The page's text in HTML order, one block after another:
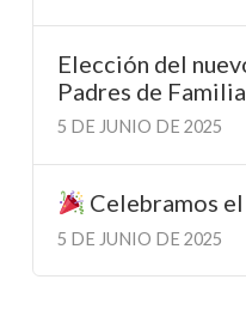
Elección del
Padres de Familia
5 DE JUNIO DE 2025
Celebramos
5 DE JUNIO DE 2025